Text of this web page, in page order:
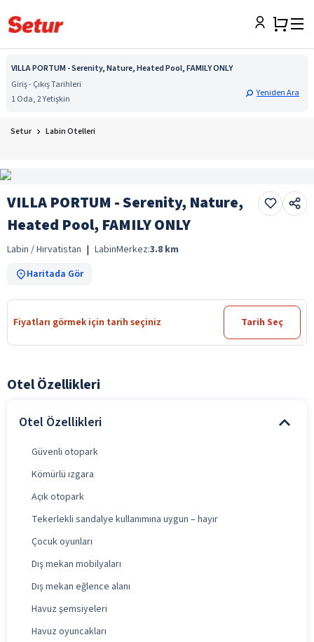
VILLA PORTUM - Serenity, Nature, Heated Pool, FAMILY ONLY
Giriş - Çıkış Tarihleri
1 Oda, 2 Yetişkin
Yeniden Ara
Setur Labin Otelleri
VILLA PORTUM - Serenity, Nature,
Heated Pool, FAMILY ONLY
Labin / Hırvatistan | LabinMerkez:3.8 km
Haritada Gör
Fiyatları görmek için tarih seçiniz Tarih Seç
Otel Özellikleri
Otel Özellikleri
Güvenli otopark
Kömürlü ızgara
Açık otopark
Tekerlekli sandalye kullanımına uygun – hayır
Çocuk oyunları
Dış mekan mobilyaları
Dış mekan eğlence alanı
Havuz şemsiyeleri
Havuz oyuncakları